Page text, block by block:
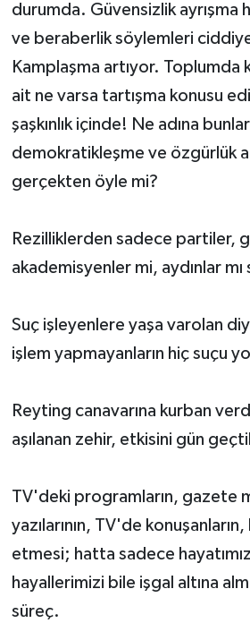
durumda. Güvensizlik ayrışma
ve beraberlik söylemleri ciddiye
Kamplaşma artıyor. Toplumda
ait ne varsa tartışma konusu
şaşkınlık içinde! Ne adına
demokratikleşme ve özgürlük
gerçekten öyle mi?
Rezilliklerden sadece partiler,
akademisyenler mi, aydınlar mı
Suç işleyenlere yaşa varolan
işlem yapmayanların hiç suçu
Reyting canavarına kurban
aşılanan zehir, etkisini gün
TV'deki programların, gazete
yazılarının, TV'de konuşanların,
etmesi; hatta sadece
hayallerimizi bile işgal altına
süreç.